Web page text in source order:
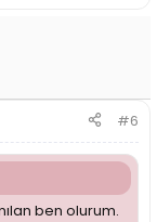
#6
ben olurum.